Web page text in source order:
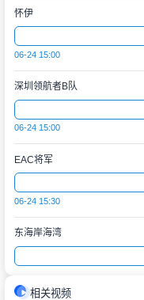
怀伊
06-24 15:00
深圳领航者B队
06-24 15:00
EAC将军
06-24 15:30
东海岸海湾
相关视频